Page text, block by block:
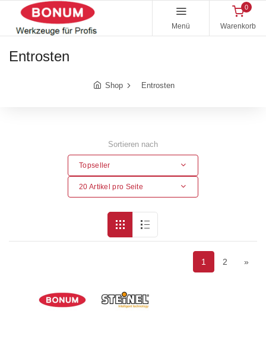
Menü
0
Warenkorb
Entrosten
Shop Entrosten
Sortieren nach
Topseller
20 Artikel pro Seite
1 2 »